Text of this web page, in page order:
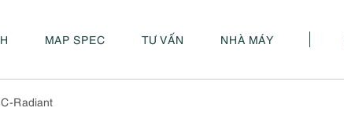
MAP SPEC TƯ VẤN NHÀ MÁY
Radiant